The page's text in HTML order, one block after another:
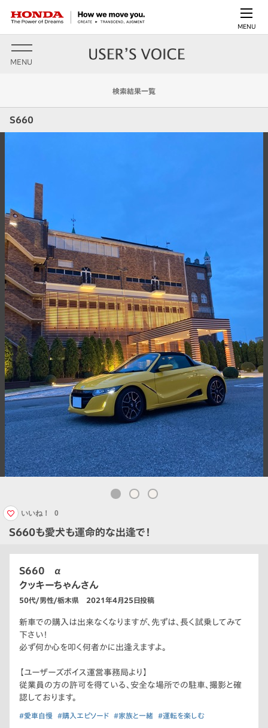
MENU
MENU
検索結果一覧
S660
S660も愛犬も運命的な出逢で！
いいね！ 0
S660 α
クッキーちゃんさん
50代/男性/栃木県 2021年4月25日投稿
新車での購入は出来なくなりますが、先ずは、長く試乗してみて
下さい！
必ず何か心を叩く何者かに出逢えますよ。
【ユーザーズボイス運営事務局より】
従業員の方の許可を得ている、安全な場所での駐車、撮影と確
認しております。
#愛車自慢 #購入エピソード #家族と一緒 #運転を楽しむ